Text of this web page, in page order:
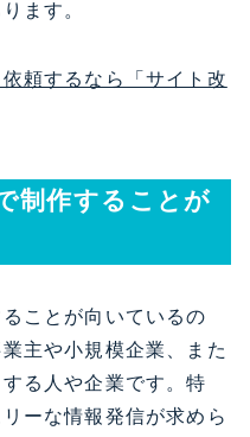
ます。
頼するなら「サイト改
制作することが
ことが向いているの
主や小規模企業、また
る人や企業です。特
ーな情報発信が求めら